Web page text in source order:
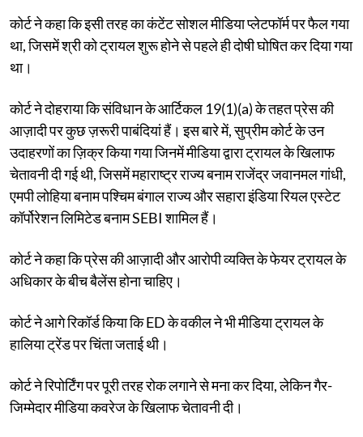
कोर्ट ने कहा कि इसी तरह का कंटेंट सोशल मीडिया प्लेटफॉर्म पर फैल गया
था, जिसमें श्री को ट्रायल शुरू होने से पहले ही दोषी घोषित कर दिया गया
था।
कोर्ट ने दोहराया कि संविधान के आर्टिकल 19(1)(a) के तहत प्रेस की
आज़ादी पर कुछ ज़रूरी पाबंदियां हैं। इस बारे में, सुप्रीम कोर्ट के उन
उदाहरणों का ज़िक्र किया गया जिनमें मीडिया द्वारा ट्रायल के खिलाफ
चेतावनी दी गई थी, जिसमें महाराष्ट्र राज्य बनाम राजेंद्र जवानमल गांधी,
एमपी लोहिया बनाम पश्चिम बंगाल राज्य और सहारा इंडिया रियल एस्टेट
कॉर्पोरेशन लिमिटेड बनाम SEBI शामिल हैं।
कोर्ट ने कहा कि प्रेस की आज़ादी और आरोपी व्यक्ति के फेयर ट्रायल के
अधिकार के बीच बैलेंस होना चाहिए।
कोर्ट ने आगे रिकॉर्ड किया कि ED के वकील ने भी मीडिया ट्रायल के
हालिया ट्रेंड पर चिंता जताई थी।
कोर्ट ने रिपोर्टिंग पर पूरी तरह रोक लगाने से मना कर दिया, लेकिन गैर-
जिम्मेदार मीडिया कवरेज के खिलाफ चेतावनी दी।